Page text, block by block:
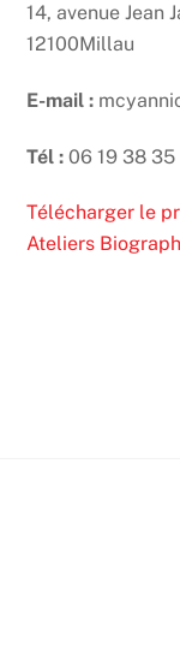
14, avenue Jean
12100Millau
E-mail :
Tél : 06 19 38 35
Télécharger le
Ateliers